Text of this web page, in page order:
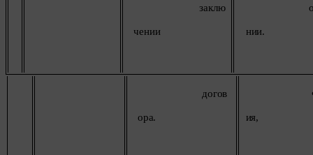
заклю
чении нии.
догов
ора. ия,
Сохранить по умолчанию